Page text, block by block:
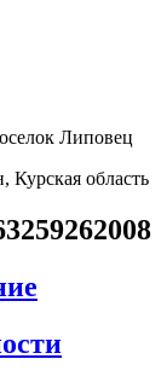
Липовец
Курская область